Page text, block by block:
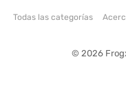
Todas las categorías
© 2026